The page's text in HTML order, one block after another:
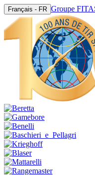
Français - FR Groupe